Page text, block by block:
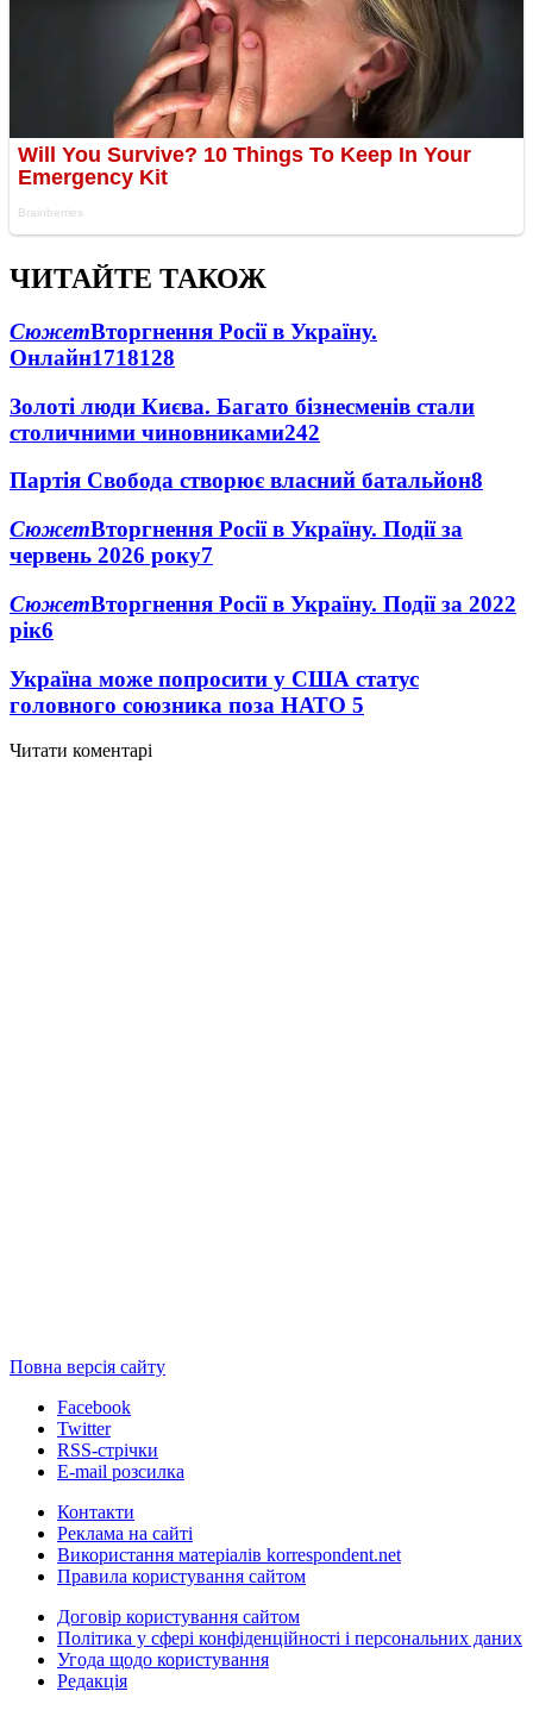
ЧИТАЙТЕ ТАКОЖ
СюжетВторгнення Росії в Україну.
Онлайн1718128
Золоті люди Києва. Багато бізнесменів стали
столичними чиновниками242
Партія Свобода створює власний батальйон8
СюжетВторгнення Росії в Україну. Події за
червень 2026 року7
СюжетВторгнення Росії в Україну. Події за 2022
рік6
Україна може попросити у США статус
головного союзника поза НАТО 5
Читати коментарі
Повна версія сайту
Facebook
Twitter
RSS-стрічки
E-mail розсилка
Контакти
Реклама на сайті
Використання матеріалів korrespondent.net
Правила користування сайтом
Договір користування сайтом
Політика у сфері конфіденційності і персональних даних
Угода щодо користування
Редакція